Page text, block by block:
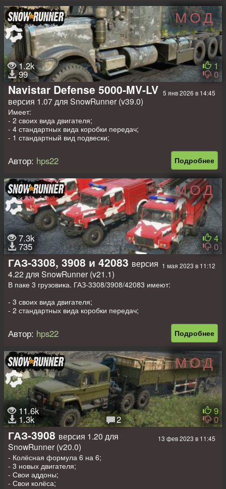
МОД
1.2k
99
1
0
5 янв 2026 в 14:45
Navistar Defense 5000-MV-LV
версия 1.07 для SnowRunner (v39.0)
Имеет:
- 2 своих вида двигателя;
- 4 стандартных вида коробки передач;
- 1 стандартный вид подвески;
- подключаемый дифференциал;
- 4 стандартных вида шноркеля;
- 2 своих + 5 стандартных аддонов;
- свои диски и навесное оборудование;
- свои текстуры.
Прописаны стандартные прицепы и полуприцепы.
Подробнее
Автор: hps22
МОД
7.3k
735
4
0
1 мая 2023 в 11:12
ГАЗ-3308, 3908 и 42083 версия
4.22 для SnowRunner (v21.1)
В паке 3 грузовика. ГАЗ-3308/3908/42083 имеют:
- 3 своих вида двигателя;
- 2 стандартных вида коробки передач;
- 5 своих видов лебёдки;
- 9 стандартных аддонов/ 11 стандартных аддонов/ 3 своих + 6
стандартных аддонов;
- Свои диски и навесное оборудование;
- Свои текстуры.
Прописаны стандартные прицепы и полуприцепы.
Подробнее
Автор: hps22
МОД
11.6k
1.3k 2
9
0
13 фев 2023 в 11:45
ГАЗ-3908 версия 1.20 для
SnowRunner (v20.0)
- Колёсная формула 6 на 6;
- 3 новых двигателя;
- Свои аддоны;
- Свои колёса;